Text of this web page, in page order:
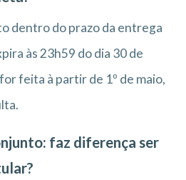
dentro do prazo da entrega
às 23h59 do dia 30 de
feita à partir de 1º de maio,
faz diferença ser